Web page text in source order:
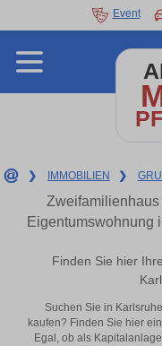
Event
❯ IMMOBILIEN ❯
Eigentumswohnung
Finden Sie hier
Suchen Sie in
kaufen? Finden Sie hier
Egal, ob als